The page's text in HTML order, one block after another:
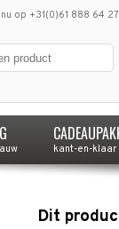
op +31(0)61 888 64
kant-en-klaar
Dit